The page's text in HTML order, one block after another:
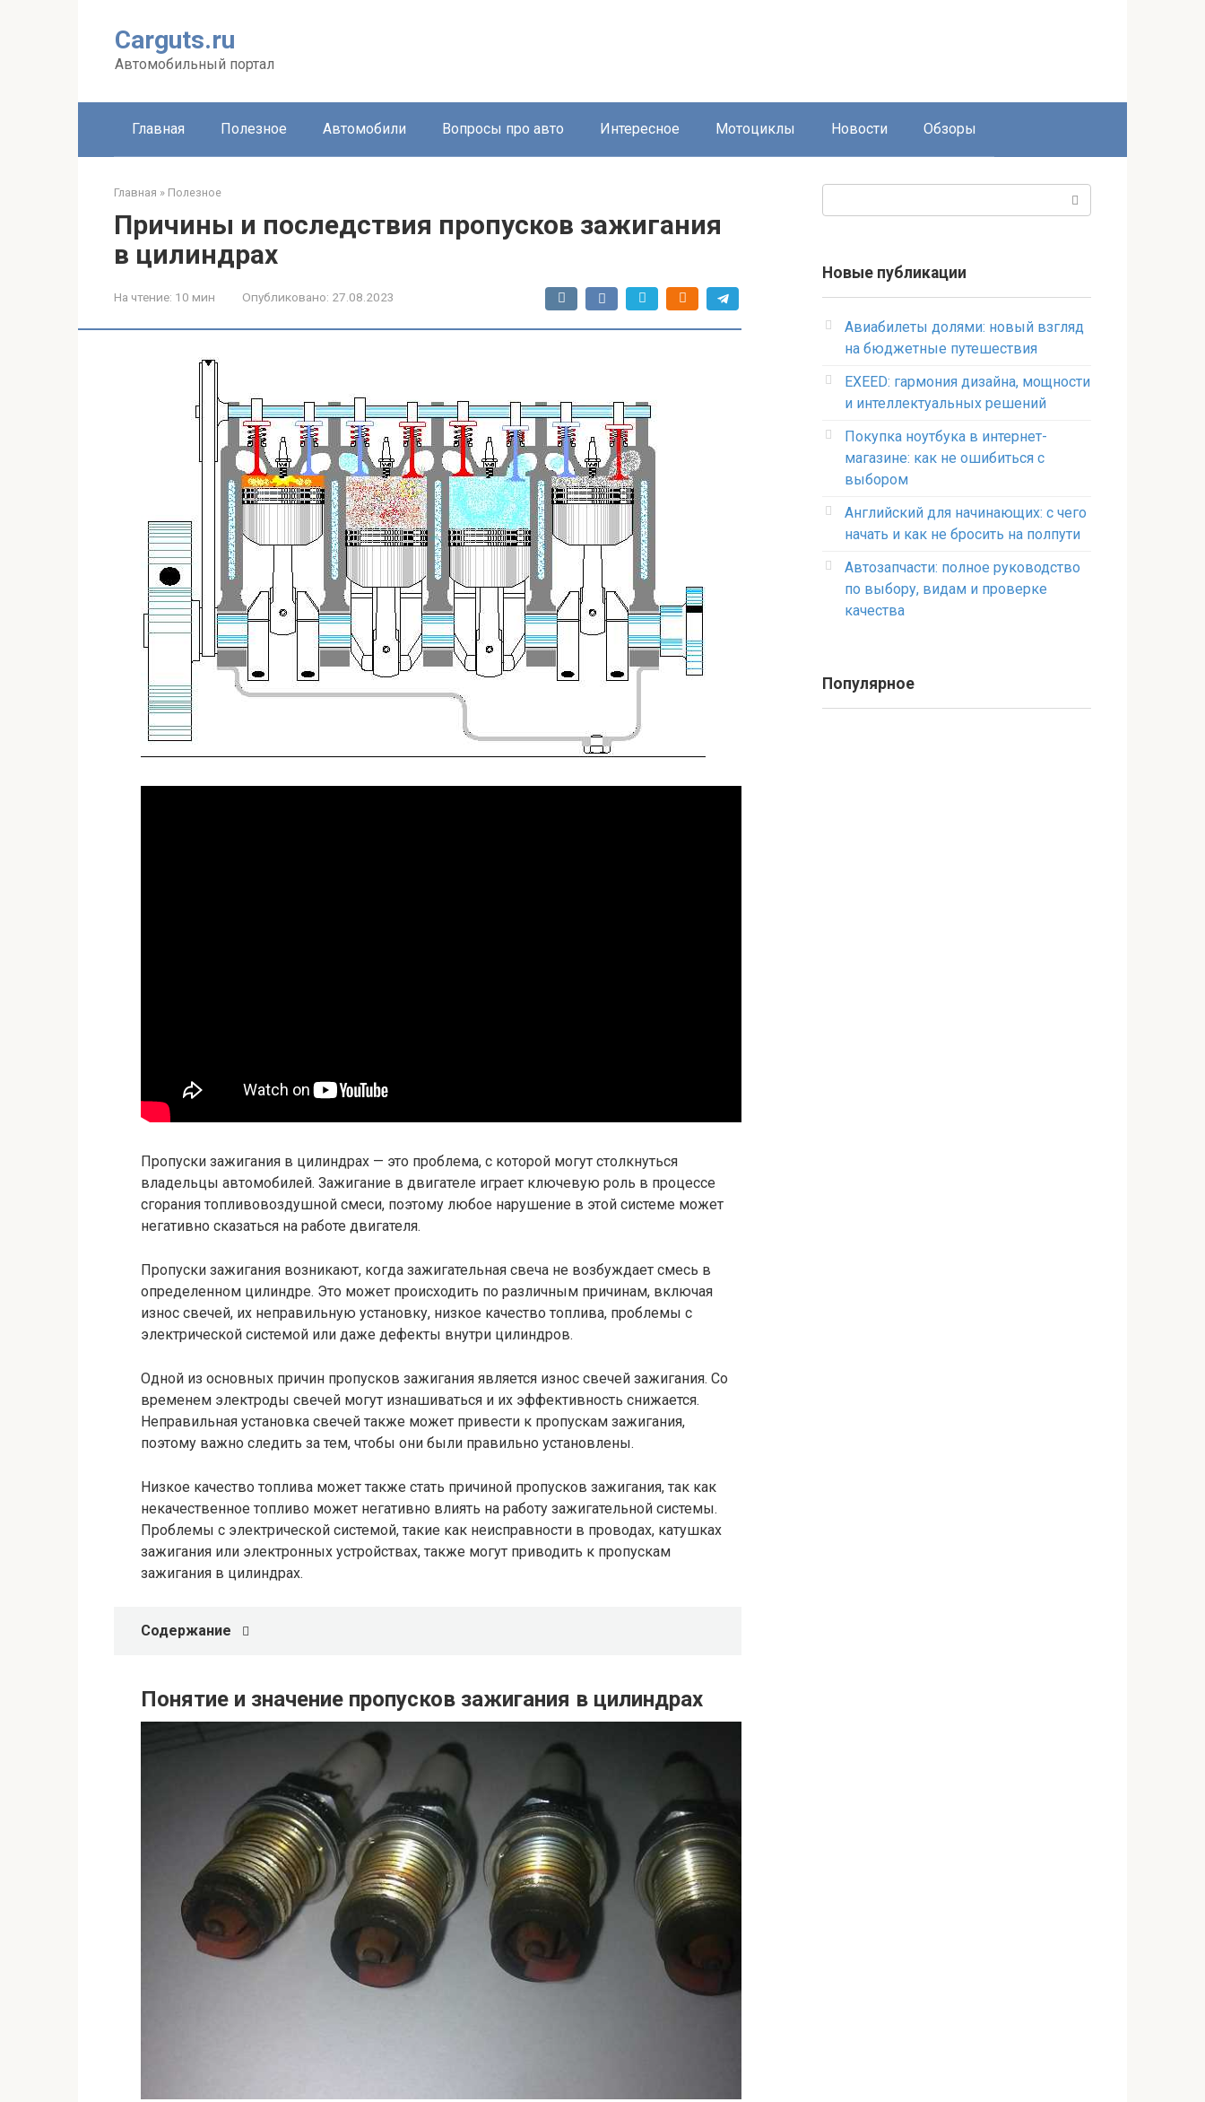
Carguts.ru
Автомобильный портал
Главная Полезное Автомобили Вопросы про авто Интересное Мотоциклы Новости Обзоры
Главная » Полезное
Причины и последствия пропусков зажигания
в цилиндрах
На чтение: 10 мин Опубликовано: 27.08.2023
Пропуски зажигания в цилиндрах — это проблема, с которой могут столкнуться
владельцы автомобилей. Зажигание в двигателе играет ключевую роль в процессе
сгорания топливовоздушной смеси, поэтому любое нарушение в этой системе может
негативно сказаться на работе двигателя.
Пропуски зажигания возникают, когда зажигательная свеча не возбуждает смесь в
определенном цилиндре. Это может происходить по различным причинам, включая
износ свечей, их неправильную установку, низкое качество топлива, проблемы с
электрической системой или даже дефекты внутри цилиндров.
Одной из основных причин пропусков зажигания является износ свечей зажигания. Со
временем электроды свечей могут изнашиваться и их эффективность снижается.
Неправильная установка свечей также может привести к пропускам зажигания,
поэтому важно следить за тем, чтобы они были правильно установлены.
Низкое качество топлива может также стать причиной пропусков зажигания, так как
некачественное топливо может негативно влиять на работу зажигательной системы.
Проблемы с электрической системой, такие как неисправности в проводах, катушках
зажигания или электронных устройствах, также могут приводить к пропускам
зажигания в цилиндрах.
Содержание
Понятие и значение пропусков зажигания в цилиндрах
Новые публикации
Авиабилеты долями: новый взгляд
на бюджетные путешествия
EXEED: гармония дизайна, мощности
и интеллектуальных решений
Покупка ноутбука в интернет-
магазине: как не ошибиться с
выбором
Английский для начинающих: с чего
начать и как не бросить на полпути
Автозапчасти: полное руководство
по выбору, видам и проверке
качества
Популярное